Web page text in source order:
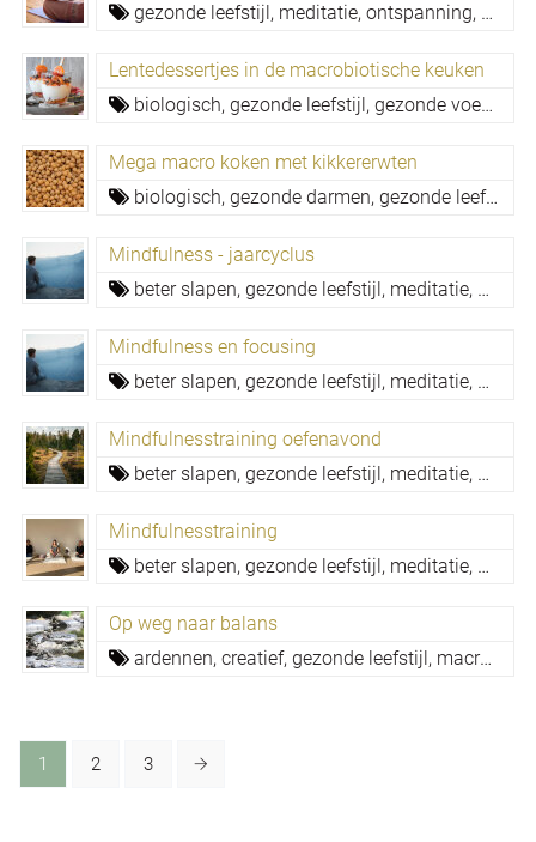
gezonde leefstijl, meditatie, ontspanning, stress
Lentedessertjes in de macrobiotische keuken
biologisch, gezonde leefstijl, gezonde voeding,
Mega macro koken met kikkererwten
biologisch, gezonde darmen, gezonde leefstijl,
Mindfulness - jaarcyclus
beter slapen, gezonde leefstijl, meditatie,
Mindfulness en focusing
beter slapen, gezonde leefstijl, meditatie,
Mindfulnesstraining oefenavond
beter slapen, gezonde leefstijl, meditatie,
Mindfulnesstraining
beter slapen, gezonde leefstijl, meditatie,
Op weg naar balans
ardennen, creatief, gezonde leefstijl, macrobiotiek
1 2 3